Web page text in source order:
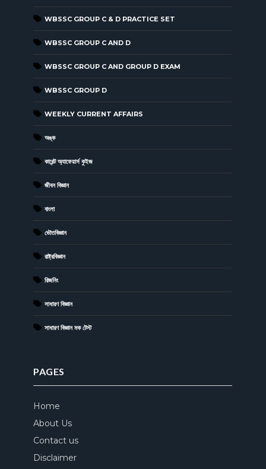
WBSSC GROUP C & D PRACTICE SET
WBSSC GROUP C AND D
WBSSC GROUP C AND GROUP D EXAM
WBSSC GROUP D
WEEKLY CURRENT AFFAIRS
অঙ্ক
কারেন্ট অ্যাফেয়ার্স কুইজ
জীবন বিজ্ঞান
বাংলা
ভৌতবিজ্ঞান
রাষ্ট্রবিজ্ঞান
রিজনিং
সাধারণ বিজ্ঞান
সাধারণ বিজ্ঞান মক টেস্ট
PAGES
Home
About Us
Contact us
Disclaimer